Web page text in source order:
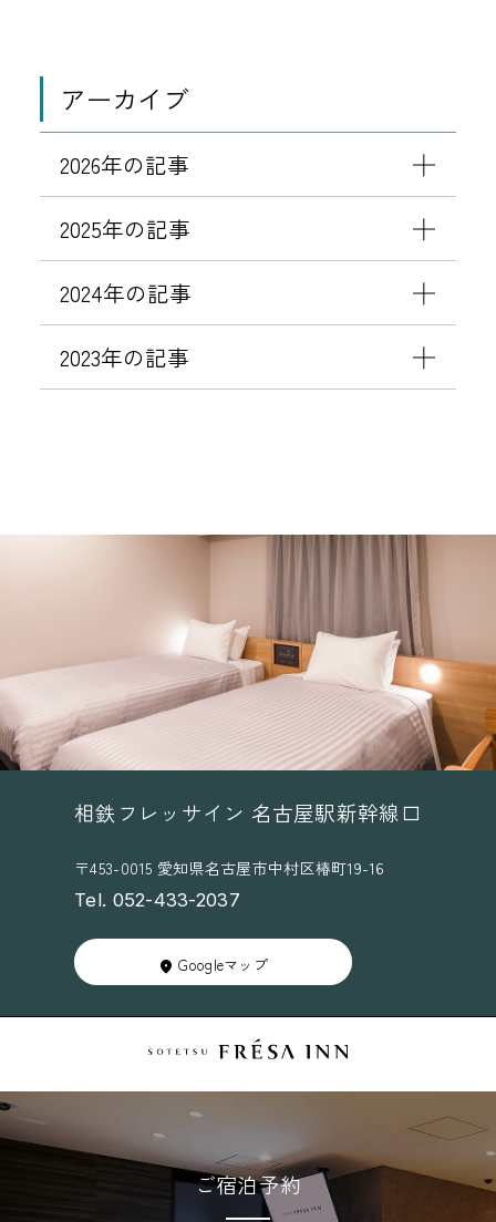
アーカイブ
2026年の記事
2025年の記事
2024年の記事
2023年の記事
相鉄フレッサイン 名古屋駅新幹線口
〒453-0015 愛知県名古屋市中村区椿町19-16
Tel. 052-433-2037
Googleマップ
ご宿泊予約